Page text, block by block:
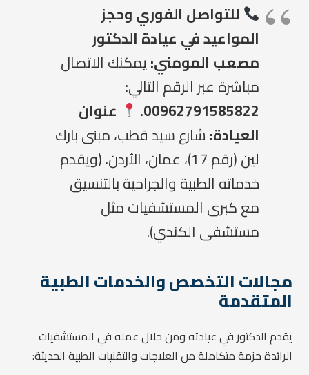
للتواصل الفوري وحجز
المواعيد في عيادة الدكتور
مصعب المومني:يمكنك الاتصال
مباشرة عبر الرقم التالي:
00962791585822
.
عنوان
العيادة: شارع سيد قطب، مبنى بارك
لين (رقم 17)، عمان، الأردن. (ويقدم
خدماته الطبية والجراحية بالتنسيق
مع كبرى المستشفيات مثل
مستشفى الكندي).
مجالات التخصص والخدمات الطبية
المتقدمة
يقدم الدكتور في عيادته ومن خلال عمله في المستشفيات
الرائدة حزمة متكاملة من العلاجات والتقنيات الطبية الحديثة: